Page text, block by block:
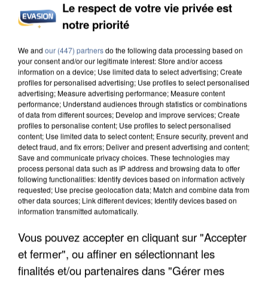
DE SOLIDARITÉ AVEC LES...
APRÈS TOUTES CES CANICULES, LES REFUGES
Le respect de votre vie privée est
notre priorité
We and our (447) partnersdo the following data processing based on
your consent and/or our legitimate interest: Store and/or access
information on a device; Use limited data to select advertising; Create
profiles for personalised advertising; Use profiles to select personalised
advertising; Measure advertising performance; Measure content
performance; Understand audiences through statistics or combinations
of data from different sources; Develop and improve services; Create
profiles to personalise content; Use profiles to select personalised
content; Use limited data to select content; Ensure security, prevent and
detect fraud, and fix errors; Deliver and present advertising and content;
Save and communicate privacy choices. These technologies may
process personal data such as IP address and browsing data to offer
following functionalities: Identify devices based on information actively
requested; Use precise geolocation data; Match and combine data from
other data sources; Link different devices; Identify devices based on
information transmitted automatically.
Vous pouvez accepter en cliquant sur "Accepter
et fermer", ou affiner en sélectionnant les
finalités et/ou partenaires dans "Gérer mes